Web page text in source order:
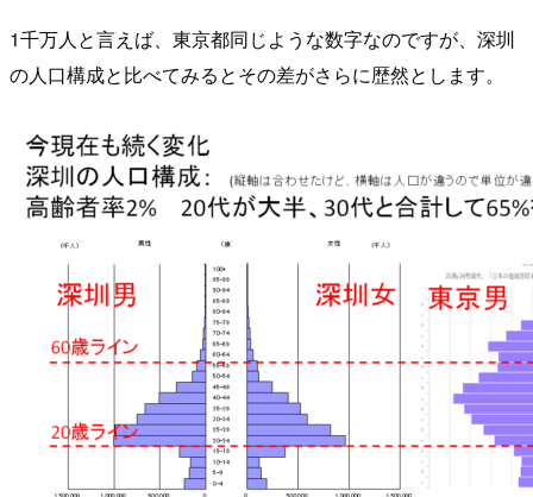
1千万人と言えば、東京都同じような数字なのですが、深圳
の人口構成と比べてみるとその差がさらに歴然とします。